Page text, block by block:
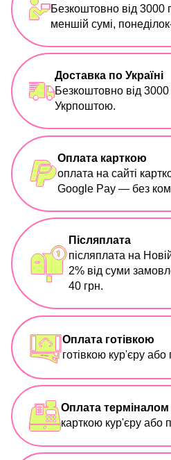
Безкоштовно від 3000
меншій сумі,
Доставка по Україні
Безкоштовно від
Укрпоштою.
Оплата карткою
оплата на сайті
Google Pay — без
Післяплата
післяплата на
2% від суми
40 грн.
Оплата готівкою
готівкою кур'єру
Оплата терміналом
карткою кур'єру або